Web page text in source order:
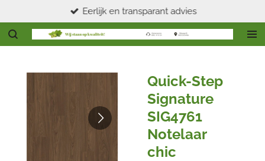
direct
naar
Eerlijk en transparant advies
Quick-Step
Signature
SIG4761
Notelaar
chic